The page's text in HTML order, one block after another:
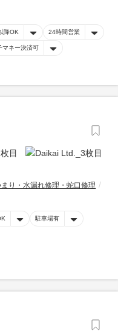
降OK 24時間営業
マネー決済可
まり・水漏れ修理・蛇口修理
駐車場有